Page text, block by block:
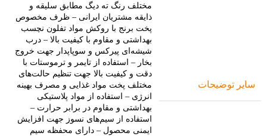
سایر توضیحات
مختلف رنگ ته دیگ مطابق سلیقه و
ذایقه مشتریان ایرانی – ظرف مخصوص
پخت برنج با روکش مواد تفلون نچسب
بهداشتی و مقاوم با کیفیت بالا – درب
شیشه‌ای پیرکس و سوپاپدار جهت خروج
بخار – استفاده از تایمر و ترموستات با
دقت و کیفیت بالا جهت تنظیم حالت‌های
مختلف پخت مواد غذایی و مصرف بهینه
انرژی – استفاده از مواد پلاستیکی
بهداشتی و مقاوم در برابر حرارت –
استفاده از سیم‌های نسوز جهت افزایش
ایمنی محصول – دارای محفظه سیم